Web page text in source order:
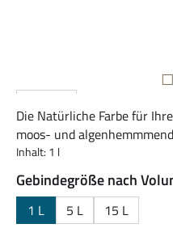
Die Natürliche Farbe für
moos- und
Inhalt: 1 l
Gebindegröße nach
1 L 5 L 15 L